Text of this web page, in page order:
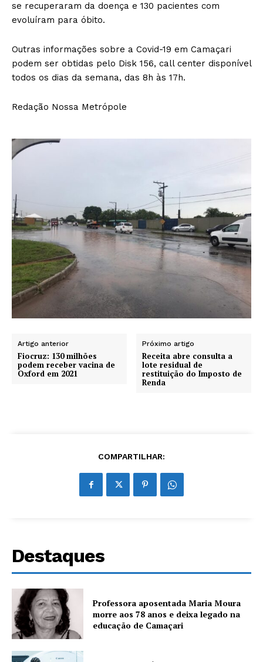
se recuperaram da doença e 130 pacientes com
evoluíram para óbito.
Outras informações sobre a Covid-19 em Camaçari
podem ser obtidas pelo Disk 156, call center disponível
todos os dias da semana, das 8h às 17h.
Redação Nossa Metrópole
Artigo anterior
Fiocruz: 130 milhões
podem receber vacina de
Oxford em 2021
Próximo artigo
Receita abre consulta a
lote residual de
restituição do Imposto de
Renda
COMPARTILHAR:
Destaques
Professora aposentada Maria Moura
morre aos 78 anos e deixa legado na
educação de Camaçari